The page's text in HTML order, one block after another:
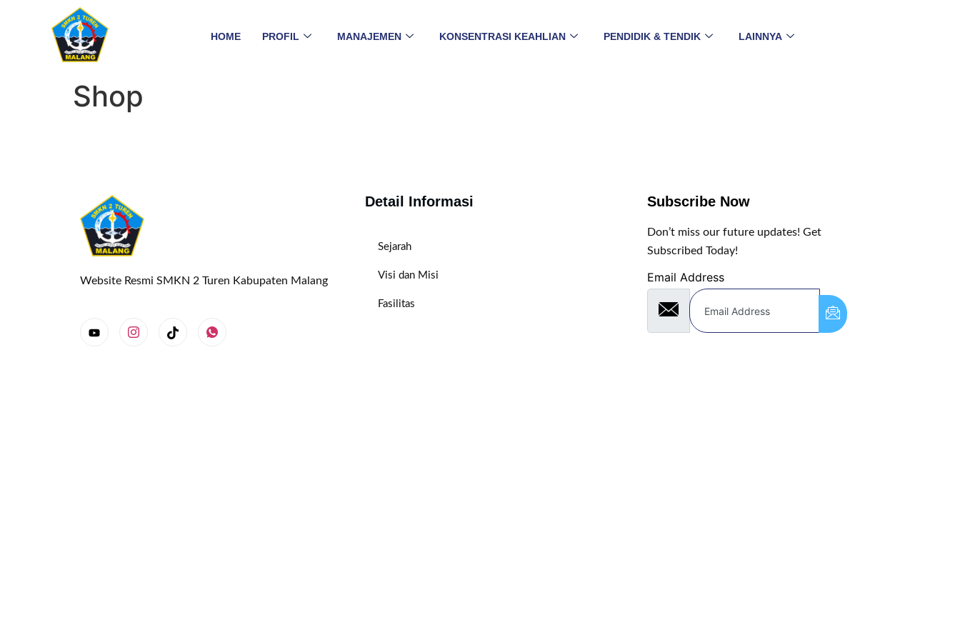
HOME PROFIL MANAJEMEN KONSENTRASI KEAHLIAN PENDIDIK & TENDIK LAINNYA
Shop
Website Resmi SMKN 2 Turen Kabupaten Malang
Detail Informasi
Sejarah
Visi dan Misi
Fasilitas
Subscribe Now
Don’t miss our future updates! Get
Subscribed Today!
Email Address